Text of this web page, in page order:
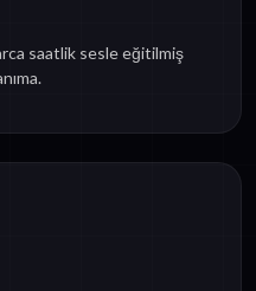
saatlik sesle eğitilmiş